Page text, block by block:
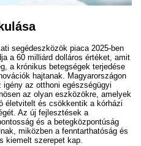
segédeszközök piaca 2025-ben
a 60 milliárd dolláros értéket, amit
a krónikus betegségek terjedése
hajtanak. Magyarországon
igény az otthoni egészségügyi
az olyan eszközökre, amelyek
életvitelt és csökkentik a kórházi
Az új fejlesztések a
és a betegközpontúság
miközben a fenntarthatóság és
kiemelt szerepet kap.